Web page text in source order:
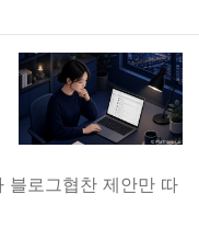
블로그협찬 제안만 따